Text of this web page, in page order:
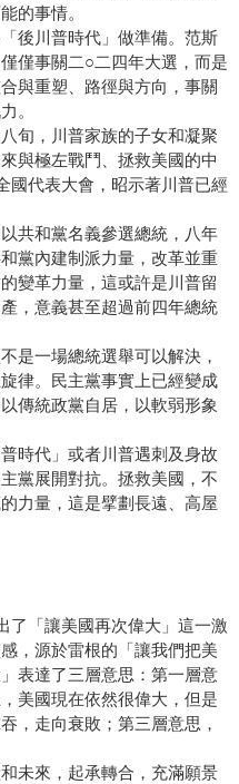
的事情。
後川普時代」做準備。范斯
僅事關二○二四年大選，而是
與重塑、路徑與方向，事關
。
旬，川普家族的子女和凝聚
與極左戰鬥、拯救美國的中
國代表大會，昭示著川普已經
共和黨名義參選總統，八年
黨內建制派力量，改革並重
變革力量，這或許是川普留
，意義甚至超過前四年總統
是一場總統選舉可以解決，
律。民主黨事實上已經變成
傳統政黨自居，以軟弱形象
時代」或者川普遇刺及身故
黨展開對抗。拯救美國，不
力量，這是擘劃長遠、高屋
了「讓美國再次偉大」這一激
，源於雷根的「讓我們把美
表達了三層意思：第一層意
美國現在依然很偉大，但是
，走向衰敗；第三層意思，
未來，起承轉合，充滿願景